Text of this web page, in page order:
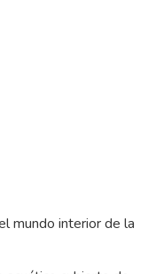
mundo interior de la